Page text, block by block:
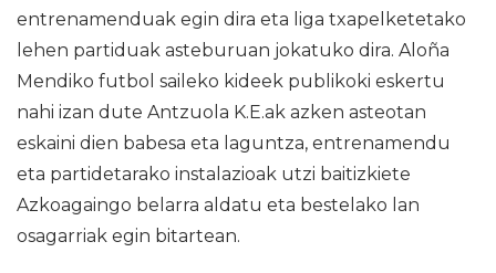
entrenamenduak egin dira eta liga txapelketetako
lehen partiduak asteburuan jokatuko dira. Aloña
Mendiko futbol saileko kideek publikoki eskertu
nahi izan dute Antzuola K.E.ak azken asteotan
eskaini dien babesa eta laguntza, entrenamendu
eta partidetarako instalazioak utzi baitizkiete
Azkoagaingo belarra aldatu eta bestelako lan
osagarriak egin bitartean.